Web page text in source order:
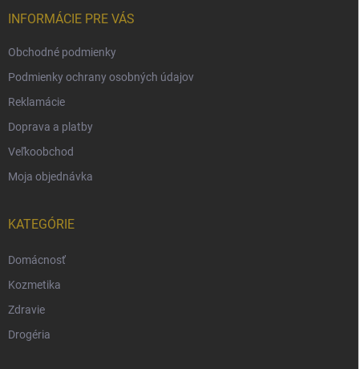
INFORMÁCIE PRE VÁS
Obchodné podmienky
Podmienky ochrany osobných údajov
Reklamácie
Doprava a platby
Veľkoobchod
Moja objednávka
KATEGÓRIE
Domácnosť
Kozmetika
Zdravie
Drogéria